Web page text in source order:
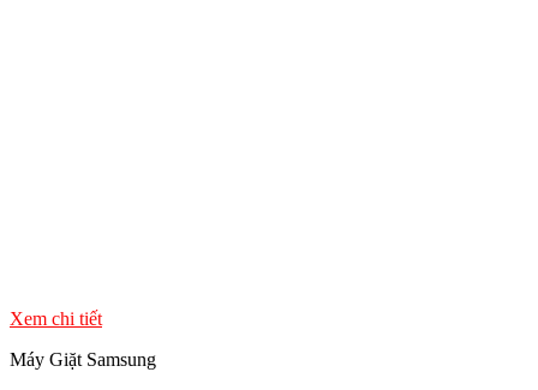
Xem chi tiết
Máy Giặt Samsung